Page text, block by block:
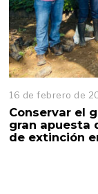
16 de febrero de
Conservar el
gran apuesta
de extinción